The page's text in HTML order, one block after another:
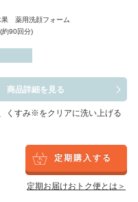
薬用洗顔フォーム
回分)
商品詳細を見る
くすみ※をクリアに洗い上げる
定期購入する
定期お届けおトク便とは＞